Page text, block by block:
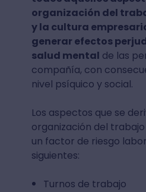
organización del
y la cultura
generar efectos
salud mental de las
compañía, con
nivel psíquico y social.
Los aspectos que se
organización del
un factor de riesgo
siguientes:
Turnos de trabajo